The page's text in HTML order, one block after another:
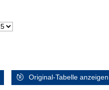
Original-Tabelle anzeigen